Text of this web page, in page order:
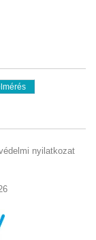
nyilatkozat